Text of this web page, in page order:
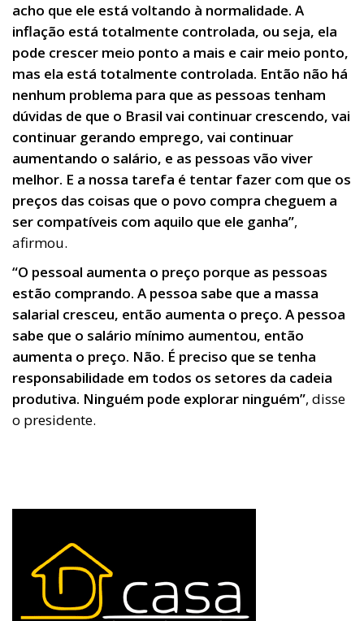
acho que ele está voltando à normalidade. A
inflação está totalmente controlada, ou seja, ela
pode crescer meio ponto a mais e cair meio ponto,
mas ela está totalmente controlada. Então não há
nenhum problema para que as pessoas tenham
dúvidas de que o Brasil vai continuar crescendo, vai
continuar gerando emprego, vai continuar
aumentando o salário, e as pessoas vão viver
melhor. E a nossa tarefa é tentar fazer com que os
preços das coisas que o povo compra cheguem a
ser compatíveis com aquilo que ele ganha”,
afirmou.
“O pessoal aumenta o preço porque as pessoas
estão comprando. A pessoa sabe que a massa
salarial cresceu, então aumenta o preço. A pessoa
sabe que o salário mínimo aumentou, então
aumenta o preço. Não. É preciso que se tenha
responsabilidade em todos os setores da cadeia
produtiva. Ninguém pode explorar ninguém”, disse
o presidente.